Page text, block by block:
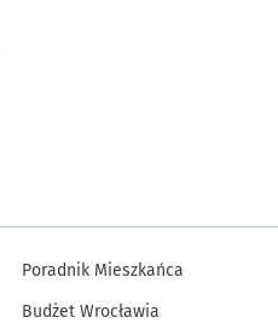
Poradnik Mieszkańca
Budżet Wrocławia